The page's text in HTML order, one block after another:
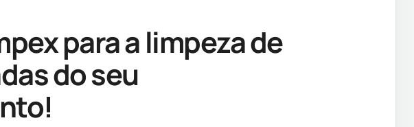
para a limpeza de
do seu